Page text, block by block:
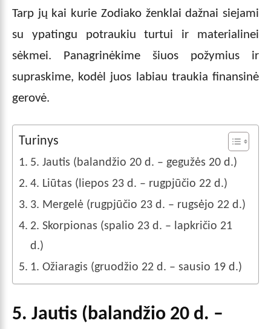
Tarp jų kai kurie Zodiako ženklai dažnai siejami
su ypatingu potraukiu turtui ir materialinei
sėkmei. Panagrinėkime šiuos požymius ir
supraskime, kodėl juos labiau traukia finansinė
gerovė.
Turinys
5. Jautis (balandžio 20 d. – gegužės 20 d.)
4. Liūtas (liepos 23 d. – rugpjūčio 22 d.)
3. Mergelė (rugpjūčio 23 d. – rugsėjo 22 d.)
2. Skorpionas (spalio 23 d. – lapkričio 21
d.)
1. Ožiaragis (gruodžio 22 d. – sausio 19 d.)
5. Jautis (balandžio 20 d. –